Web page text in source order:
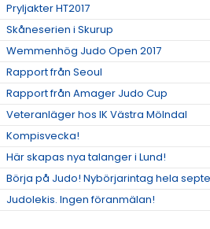
Pryljakter HT2017
Skåneserien i Skurup
Wemmenhög Judo Open 2017
Rapport från Seoul
Rapport från Amager Judo Cup
Veteranläger hos IK Västra Mölndal
Kompisvecka!
Här skapas nya talanger i Lund!
Börja på Judo! Nybörjarintag hela
Judolekis. Ingen föranmälan!